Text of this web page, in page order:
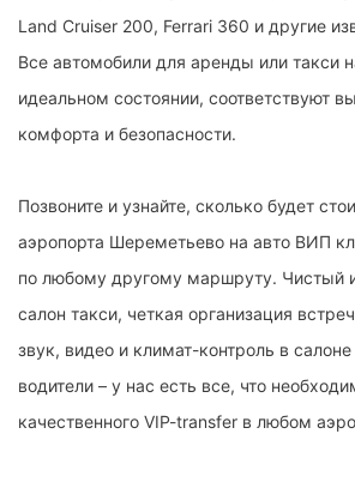
Land Cruiser 200, Ferrari 360 и другие
Все автомобили для аренды или такси
идеальном состоянии, соответствуют
комфорта и безопасности.
Позвоните и узнайте, сколько будет
аэропорта Шереметьево на авто ВИП
по любому другому маршруту. Чистый
салон такси, четкая организация
звук, видео и климат-контроль в
водители – у нас есть все, что
качественного VIP-transfer в любом